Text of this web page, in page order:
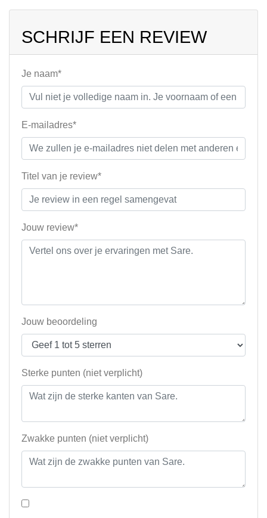
SCHRIJF EEN REVIEW
Je naam*
E-mailadres*
Titel van je review*
Jouw review*
Jouw beoordeling
Sterke punten (niet verplicht)
Zwakke punten (niet verplicht)